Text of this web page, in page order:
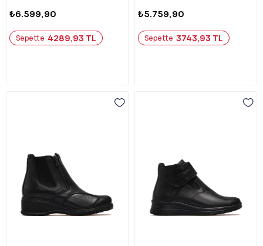
₺6.599,90
Sepette 4289,93 TL
₺5.759,90
Sepette 3743,93 TL